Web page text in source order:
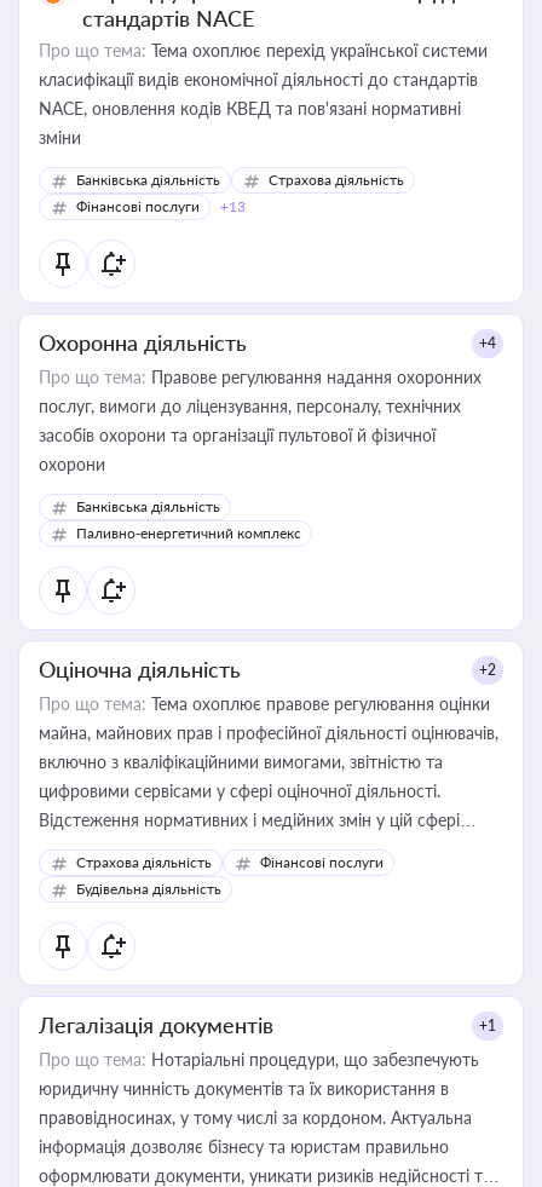
стандартів NACE
Про що тема: Тема охоплює перехід української системи
класифікації видів економічної діяльності до стандартів
NACE, оновлення кодів КВЕД та пов'язані нормативні
зміни
Банківська діяльність
Страхова діяльність
Фінансові послуги
+13
Охоронна діяльність +4
Про що тема: Правове регулювання надання охоронних
послуг, вимоги до ліцензування, персоналу, технічних
засобів охорони та організації пультової й фізичної
охорони
Банківська діяльність
Паливно-енергетичний комплекс
Оціночна діяльність +2
Про що тема: Тема охоплює правове регулювання оцінки
майна, майнових прав і професійної діяльності оцінювачів,
включно з кваліфікаційними вимогами, звітністю та
цифровими сервісами у сфері оціночної діяльності.
Відстеження нормативних і медійних змін у цій сфері
корисне для власника бізнесу, керівника, юриста або
бухгалтера під час оподаткування, приватизації, оренди
державного майна, корпоративних угод і перевірки
статусу суб'єктів оціночної діяльності
Страхова діяльність
Фінансові послуги
Будівельна діяльність
Легалізація документів +1
Про що тема: Нотаріальні процедури, що забезпечують
юридичну чинність документів та їх використання в
правовідносинах, у тому числі за кордоном. Актуальна
інформація дозволяє бізнесу та юристам правильно
оформлювати документи, уникати ризиків недійсності та